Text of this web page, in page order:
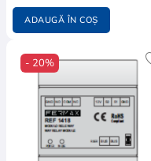
ADAUGĂ ÎN COȘ
- 20%